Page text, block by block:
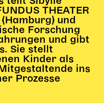
THEATER
und
Forschung
und gibt
Sie stellt
Kinder als
ins
Prozesse